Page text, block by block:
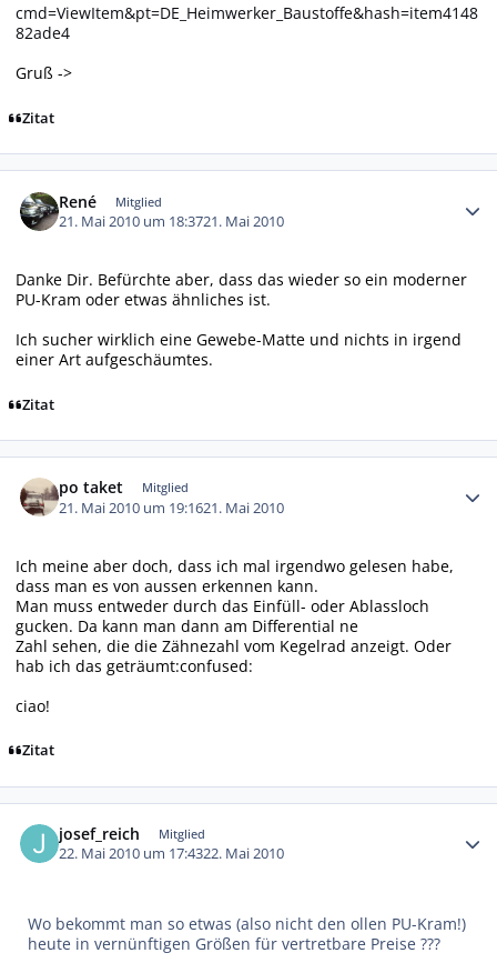
cmd=ViewItem&pt=DE_Heimwerker_Baustoffe&hash=item4148
82ade4
Gruß ->
Zitat
René Mitglied
21. Mai 2010 um 18:3721. Mai 2010
Danke Dir. Befürchte aber, dass das wieder so ein moderner
PU-Kram oder etwas ähnliches ist.
Ich sucher wirklich eine Gewebe-Matte und nichts in irgend
einer Art aufgeschäumtes.
Zitat
po taket Mitglied
21. Mai 2010 um 19:1621. Mai 2010
Ich meine aber doch, dass ich mal irgendwo gelesen habe,
dass man es von aussen erkennen kann.
Man muss entweder durch das Einfüll- oder Ablassloch
gucken. Da kann man dann am Differential ne
Zahl sehen, die die Zähnezahl vom Kegelrad anzeigt. Oder
hab ich das geträumt:confused:
ciao!
Zitat
josef_reich Mitglied
22. Mai 2010 um 17:4322. Mai 2010
Wo bekommt man so etwas (also nicht den ollen PU-Kram!)
heute in vernünftigen Größen für vertretbare Preise ???